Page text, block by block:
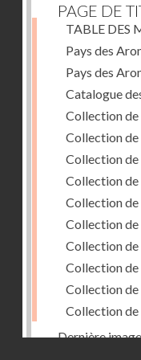
PAGE DE
TABLE DES
Pays des
Pays des
Catalogue
Collection
Collection
Collection
Collection
Collection
Collection
Collection de
Collection
Collection
Collection
Dernière image